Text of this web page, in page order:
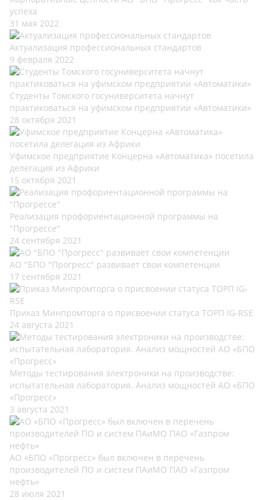
успеха
31 мая 2022
Актуализация профессиональных стандартов
9 февраля 2022
Студенты Томского госуниверситета начнут
практиковаться на уфимском предприятии «Автоматики»
28 октября 2021
Уфимское предприятие Концерна «Автоматика» посетила
делегация из Африки
15 октября 2021
Реализация профориентационной программы на
"Прогрессе"
24 сентября 2021
АО "БПО "Прогресс" развивает свои компетенции
17 сентября 2021
Приказ Минпромторга о присвоении статуса ТОРП IG-RSE
24 августа 2021
Методы тестирования электроники на производстве:
испытательная лаборатория. Анализ мощностей АО «БПО
«Прогресс»
3 августа 2021
АО «БПО «Прогресс» был включен в перечень
производителей ПО и систем ПАиМО ПАО «Газпром
нефть»
28 июля 2021